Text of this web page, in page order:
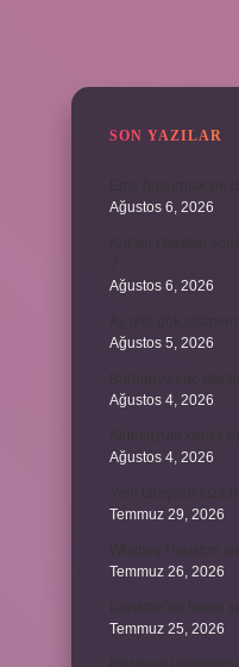
SON YAZILAR
Ağustos 6, 2026
Ağustos 6, 2026
Ağustos 5, 2026
Ağustos 4, 2026
Ağustos 4, 2026
Temmuz 29, 2026
Temmuz 26, 2026
Temmuz 25, 2026